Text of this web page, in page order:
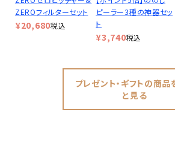
ZEROフィルターセット
¥20,680税込
ピーラー3種の神器セッ
ト
¥3,740税込
プレゼント・ギフトの商品
と見る